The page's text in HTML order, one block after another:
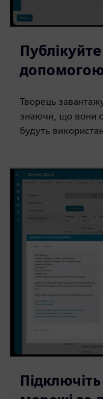
Творець
знаючи, що вони
будуть